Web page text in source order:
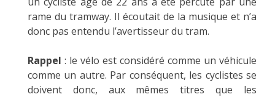
rame du tramway. Il écoutait de la musique et n’a
donc pas entendu l’avertisseur du tram.
Rappel : le vélo est considéré comme un véhicule
comme un autre. Par conséquent, les cyclistes se
doivent donc, aux mêmes titres que les